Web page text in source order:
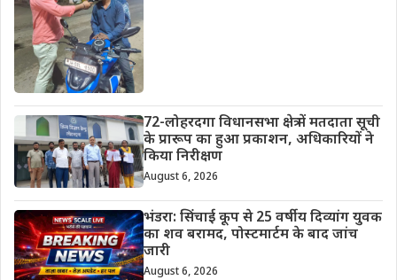
72-लोहरदगा विधानसभा क्षेत्र में मतदाता सूची
के प्रारूप का हुआ प्रकाशन, अधिकारियों ने
किया निरीक्षण
August 6, 2026
भंडरा: सिंचाई कूप से 25 वर्षीय दिव्यांग युवक
का शव बरामद, पोस्टमार्टम के बाद जांच
जारी
August 6, 2026